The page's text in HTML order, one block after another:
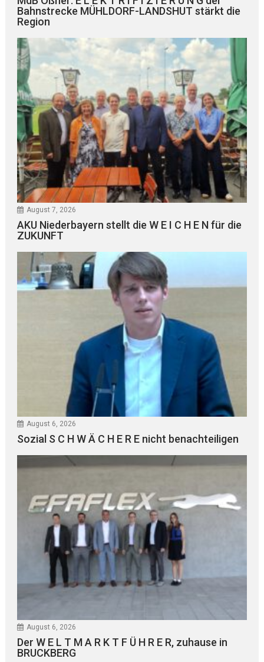
Bahnstrecke MÜHLDORF-LANDSHUT stärkt die
Region
August 7, 2026
AKU Niederbayern stellt die W E I C H E N für die
ZUKUNFT
August 6, 2026
Sozial S C H W Ä C H E R E nicht benachteiligen
August 6, 2026
Der W E L T M A R K T F Ü H R E R, zuhause in
BRUCKBERG